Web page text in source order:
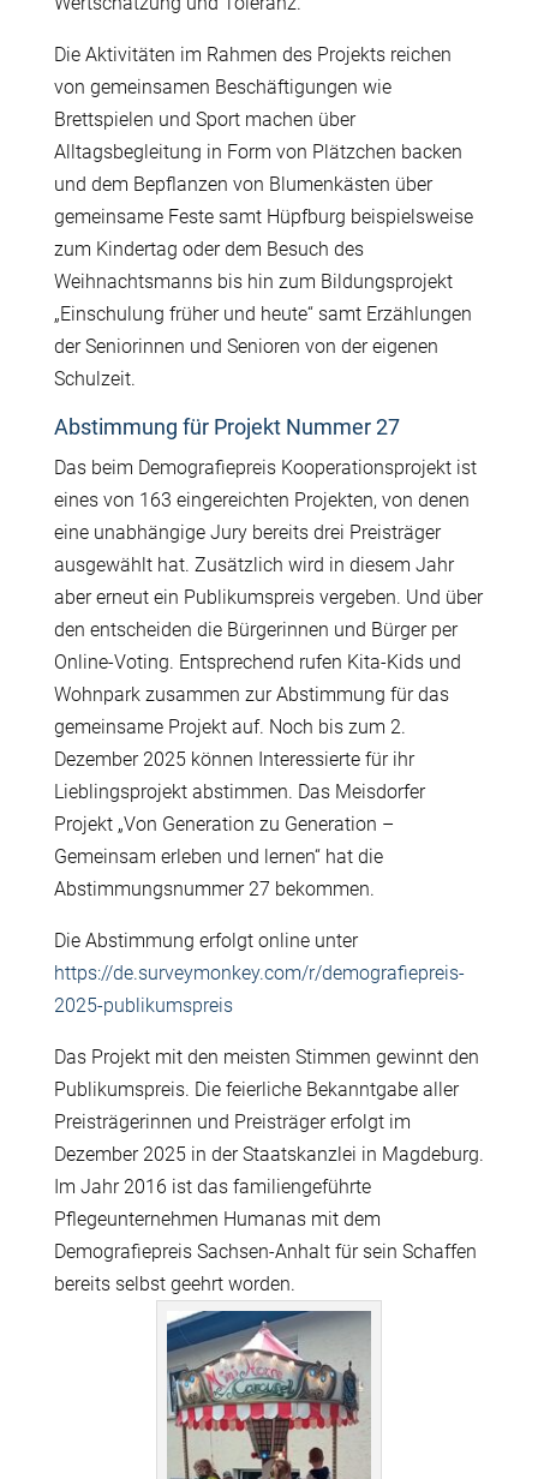
Die Aktivitäten im Rahmen des Projekts reichen
von gemeinsamen Beschäftigungen wie
Brettspielen und Sport machen über
Alltagsbegleitung in Form von Plätzchen backen
und dem Bepflanzen von Blumenkästen über
gemeinsame Feste samt Hüpfburg beispielsweise
zum Kindertag oder dem Besuch des
Weihnachtsmanns bis hin zum Bildungsprojekt
„Einschulung früher und heute“ samt Erzählungen
der Seniorinnen und Senioren von der eigenen
Schulzeit.
Abstimmung für Projekt Nummer 27
Das beim Demografiepreis Kooperationsprojekt ist
eines von 163 eingereichten Projekten, von denen
eine unabhängige Jury bereits drei Preisträger
ausgewählt hat. Zusätzlich wird in diesem Jahr
aber erneut ein Publikumspreis vergeben. Und über
den entscheiden die Bürgerinnen und Bürger per
Online-Voting. Entsprechend rufen Kita-Kids und
Wohnpark zusammen zur Abstimmung für das
gemeinsame Projekt auf. Noch bis zum 2.
Dezember 2025 können Interessierte für ihr
Lieblingsprojekt abstimmen. Das Meisdorfer
Projekt „Von Generation zu Generation –
Gemeinsam erleben und lernen“ hat die
Abstimmungsnummer 27 bekommen.
Die Abstimmung erfolgt online unter
https://de.surveymonkey.com/r/demografiepreis-
2025-publikumspreis
Das Projekt mit den meisten Stimmen gewinnt den
Publikumspreis. Die feierliche Bekanntgabe aller
Preisträgerinnen und Preisträger erfolgt im
Dezember 2025 in der Staatskanzlei in Magdeburg.
Im Jahr 2016 ist das familiengeführte
Pflegeunternehmen Humanas mit dem
Demografiepreis Sachsen-Anhalt für sein Schaffen
bereits selbst geehrt worden.